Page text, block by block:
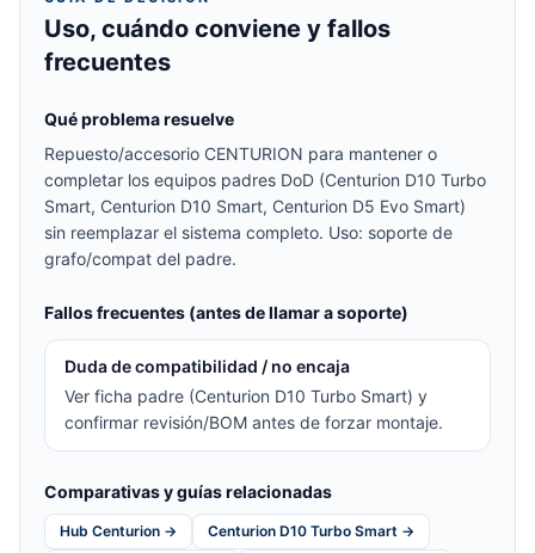
Uso, cuándo conviene y fallos
frecuentes
Qué problema resuelve
Repuesto/accesorio CENTURION para mantener o
completar los equipos padres DoD (Centurion D10 Turbo
Smart, Centurion D10 Smart, Centurion D5 Evo Smart)
sin reemplazar el sistema completo. Uso: soporte de
grafo/compat del padre.
Fallos frecuentes (antes de llamar a soporte)
Duda de compatibilidad / no encaja
Ver ficha padre (Centurion D10 Turbo Smart) y
confirmar revisión/BOM antes de forzar montaje.
Comparativas y guías relacionadas
Hub Centurion →
Centurion D10 Turbo Smart →